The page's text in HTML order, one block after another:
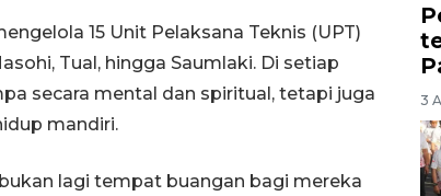
15 Unit Pelaksana Teknis (UPT)
Tual, hingga Saumlaki. Di setiap
secara mental dan spiritual, tetapi juga
mandiri.
lagi tempat buangan bagi mereka
3